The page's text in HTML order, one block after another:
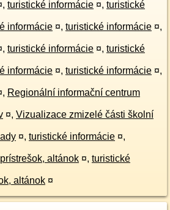
, turistické informácie ¤, turistické
informácie ¤, turistické informácie ¤,
, turistické informácie ¤, turistické
informácie ¤, turistické informácie ¤,
, Regionální informační centrum
¤, Vizualizace zmizelé části školní
¤, turistické informácie ¤,
prístrešok, altánok ¤, turistické
altánok ¤